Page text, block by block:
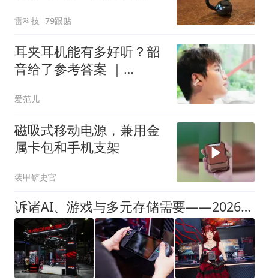
雷科技 79跟贴
耳夹耳机能有多好听？韶
音给了参考答案 ｜
爱范儿
磁吸式移动电源，兼用金
属卡包和手机支架
装甲铲史官
诉诸AI、游戏与多元存储需要——2026CJ上的闪迪都有什么好看的？